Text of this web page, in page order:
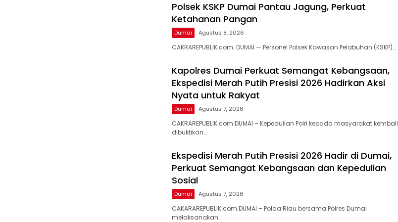
Polsek KSKP Dumai Pantau Jagung, Perkuat
Ketahanan Pangan
Dumai Agustus 8, 2026
CAKRAREPUBLIK.com. DUMAI — Personel Polsek Kawasan Pelabuhan (KSKP)…
Kapolres Dumai Perkuat Semangat Kebangsaan,
Ekspedisi Merah Putih Presisi 2026 Hadirkan Aksi
Nyata untuk Rakyat
Dumai Agustus 7, 2026
CAKRAREPUBLIK.com.DUMAI – Kepedulian Polri kepada masyarakat kembali
dibuktikan…
Ekspedisi Merah Putih Presisi 2026 Hadir di Dumai,
Perkuat Semangat Kebangsaan dan Kepedulian
Sosial
Dumai Agustus 7, 2026
CAKARAREPUBLIK.com.DUMAI – Polda Riau bersama Polres Dumai
melaksanakan…